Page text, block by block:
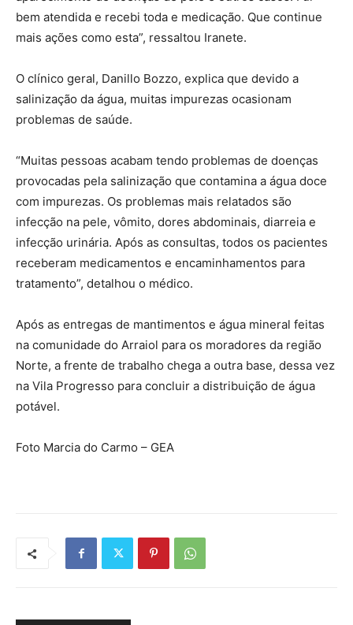
bem atendida e recebi toda e medicação. Que continue
mais ações como esta”, ressaltou Iranete.
O clínico geral, Danillo Bozzo, explica que devido a
salinização da água, muitas impurezas ocasionam
problemas de saúde.
“Muitas pessoas acabam tendo problemas de doenças
provocadas pela salinização que contamina a água doce
com impurezas. Os problemas mais relatados são
infecção na pele, vômito, dores abdominais, diarreia e
infecção urinária. Após as consultas, todos os pacientes
receberam medicamentos e encaminhamentos para
tratamento”, detalhou o médico.
Após as entregas de mantimentos e água mineral feitas
na comunidade do Arraiol para os moradores da região
Norte, a frente de trabalho chega a outra base, dessa vez
na Vila Progresso para concluir a distribuição de água
potável.
Foto Marcia do Carmo – GEA